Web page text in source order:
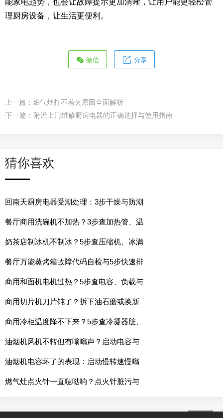
能家电趋势，也会让故障提示更加清晰，让用户能更轻松管
理厨房设备，让生活更便利。
微信 分享
上一篇： 燃气灶打不着火原因全面解析
下一篇： 附近上门维修厨房电器的正确选择与使用指南
猜你喜欢
回南天厨房电器受潮处理：3步干燥与防潮
餐厅商用洗碗机不加热？3步查加热管、温
奶茶店制冰机不制冰？5步查压缩机、冰满
餐厅万能蒸烤箱故障代码自检与5步快速排
商用和面机电机过热？5步查电容、负载与
商用切片机刀片钝了？拆下油石磨或换新
商用冷柜温度降不下来？5步查冷凝器脏、
油烟机风机不转但有嗡嗡声？启动电容与
油烟机电容坏了的表现：启动慢转速慢嗡
燃气灶点火针一直哒哒响？点火针脏污与